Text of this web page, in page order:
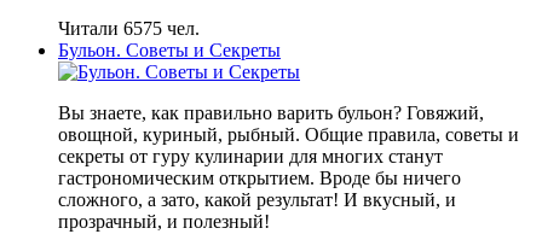
Читали 6575 чел.
Бульон. Советы и Секреты
Вы знаете, как правильно варить бульон? Говяжий,
овощной, куриный, рыбный. Общие правила, советы и
секреты от гуру кулинарии для многих станут
гастрономическим открытием. Вроде бы ничего
сложного, а зато, какой результат! И вкусный, и
прозрачный, и полезный!